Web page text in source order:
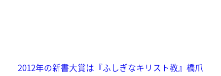
2012年の新書大賞は『ふしぎなキリスト教』橋爪